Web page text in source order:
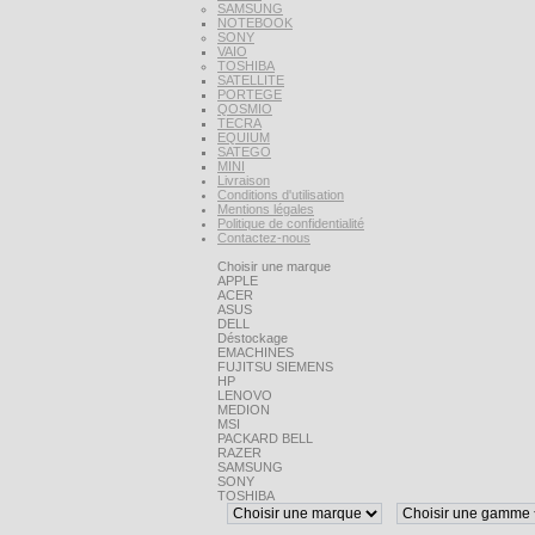
SAMSUNG
NOTEBOOK
SONY
VAIO
TOSHIBA
SATELLITE
PORTEGE
QOSMIO
TECRA
EQUIUM
SATEGO
MINI
Livraison
Conditions d'utilisation
Mentions légales
Politique de confidentialité
Contactez-nous
Choisir une marque
APPLE
ACER
ASUS
DELL
Déstockage
EMACHINES
FUJITSU SIEMENS
HP
LENOVO
MEDION
MSI
PACKARD BELL
RAZER
SAMSUNG
SONY
TOSHIBA